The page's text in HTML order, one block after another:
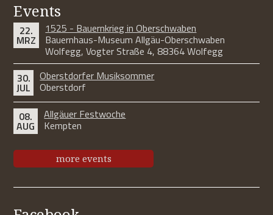
Events
22.
MRZ
1525 - Bauernkrieg in Oberschwaben
Bauernhaus-Museum Allgäu-Oberschwaben
Wolfegg, Vogter Straße 4, 88364 Wolfegg
30.
JUL
Oberstdorfer Musiksommer
Oberstdorf
08.
AUG
Allgäuer Festwoche
Kempten
more events